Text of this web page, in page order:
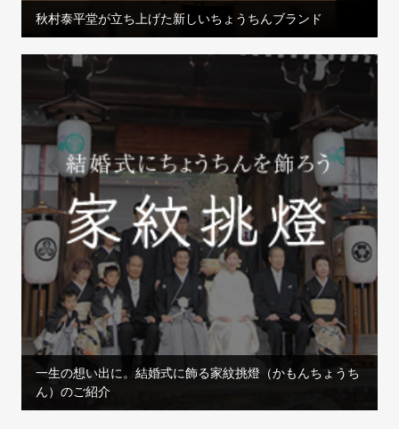
秋村泰平堂が立ち上げた新しいちょうちんブランド
一生の想い出に。結婚式に飾る家紋挑燈（かもんちょうち
ん）のご紹介